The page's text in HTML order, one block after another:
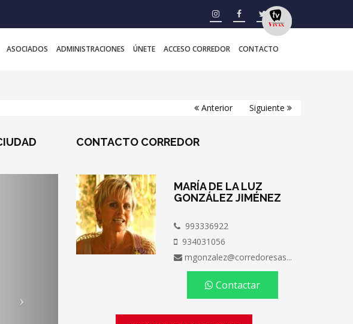
ASOCIADOS ADMINISTRACIONES ÚNETE ACCESO CORREDOR CONTACTO
Anterior Siguiente
CONTACTO CORREDOR
MARÍA DE LA LUZ
GONZÁLEZ JIMÉNEZ
993336922
934031056
mgonzalez@corredoresas...
Contactar